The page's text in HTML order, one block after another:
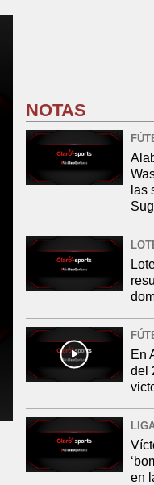
NOTAS
las
En
del
en